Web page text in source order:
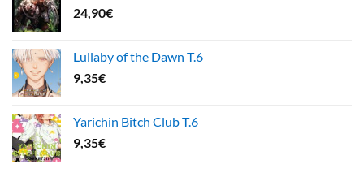
24,90€
Lullaby of the Dawn T.6
9,35€
Yarichin Bitch Club T.6
9,35€